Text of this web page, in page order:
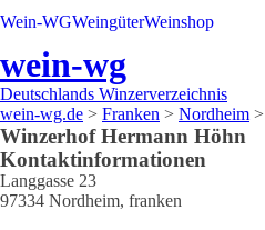
Wein-WGWeingüterWeinshop
wein-wg
Deutschlands Winzerverzeichnis
wein-wg.de > Franken > Nordheim >
Winzerhof Hermann Höhn
Kontaktinformationen
Langgasse 23
97334 Nordheim, franken